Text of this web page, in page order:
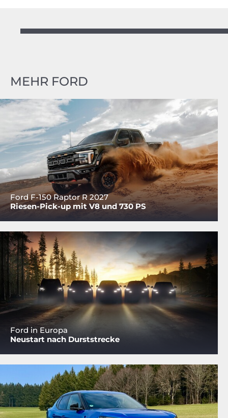
MEHR FORD
Ford F-150 Raptor R 2027
Riesen-Pick-up mit V8 und 730 PS
Ford in Europa
Neustart nach Durststrecke